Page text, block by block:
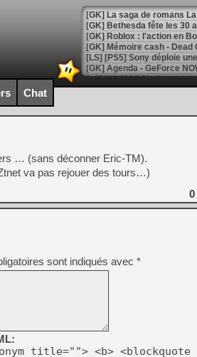
[GK] Bethesda fête les 30
[GK] Roblox : l'action en
[GK] Agenda - GeForce
[GK] Devolver Digital en a
[LS] [PS5] ps5-y2jb-
[GK] Pourquoi Marvel
[GK] Test : Restory : Chill
[GK] GTA 6 : Rockstar
[GK] Hot Wheels Infinite
[GK] Mémoire cash -
[GK] Résultats Nintendo :
[GK] Déjà des
[GK] Minecraft et ses «
[GK] Beast of
[GK] Ubisoft : fin de partie
[GK] Mémoire cash -
[GK] Dan Houser (GTA)
[GK] Comment EA Sports
[GK] Crimson Moon : un
[GK] Isle of Reveries : le
[GK] Moonlighter 2 : The
[GK] Capcom relance
Chat
… (sans déconner Eric-TM).
va pas rejouer des tours…)
0
sont indiqués avec *
title=""> <b> <blockquote